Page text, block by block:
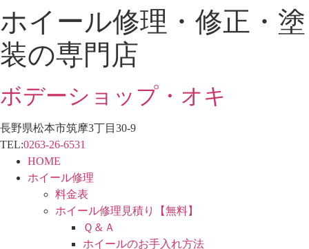
ン
テ
ン
に
キ
ッ
ホイール修理・修正・塗
装の専門店
ボデーショップ・オキ
長野県松本市筑摩3丁目30-9
TEL:0263-26-6531
HOME
ホイール修理
料金表
ホイール修理見積り【無料】
Ｑ＆Ａ
ホイールのお手入れ方法